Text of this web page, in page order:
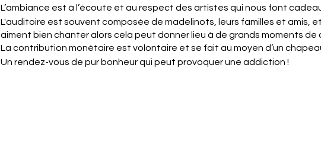
L’ambiance est à l’écoute et au respect des artistes qui nous font
L'auditoire est souvent composée de madelinots, leurs familles et amis,
aiment bien chanter alors cela peut donner lieu à de grands moments de
La contribution monétaire est volontaire et se fait au moyen d’un
Un rendez-vous de pur bonheur qui peut provoquer une addiction !